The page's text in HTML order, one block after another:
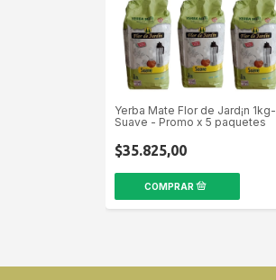
Yerba Mate Flor de Jard¡n 1kg-
Suave - Promo x 5 paquetes
$35.825,00